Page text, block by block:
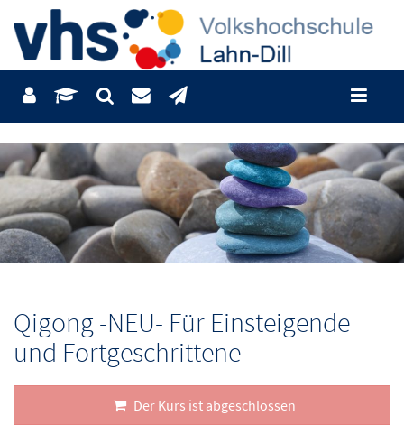
Qigong -NEU- Für Einsteigende
und Fortgeschrittene
Der Kurs ist abgeschlossen